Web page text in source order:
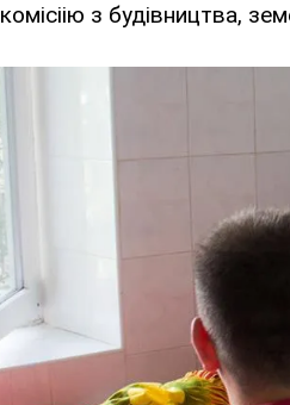
комісіію з будівництва,